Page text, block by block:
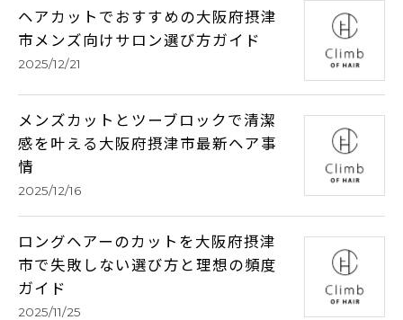
ヘアカットでおすすめの大阪府摂津
市メンズ向けサロン選び方ガイド
2025/12/21
メンズカットとツーブロックで清潔
感を叶える大阪府摂津市最新ヘア事
情
2025/12/16
ロングヘアーのカットを大阪府摂津
市で失敗しない選び方と理想の頻度
ガイド
2025/11/25